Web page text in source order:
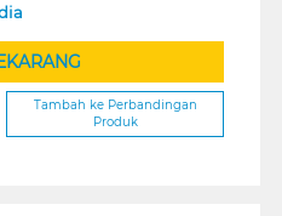
Tambah ke Perbandingan
Produk